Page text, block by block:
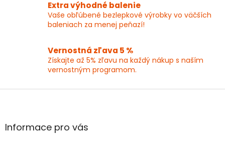
k
y
v
i
s
u
Extra výhodné balenie
Vaše obľúbené bezlepkové výrobky vo väčších
baleniach za menej peňazí!
Vernostná zľava 5 %
Získajte až 5% zľavu na každý nákup s naším
vernostným programom.
Z
äInformace pro vás